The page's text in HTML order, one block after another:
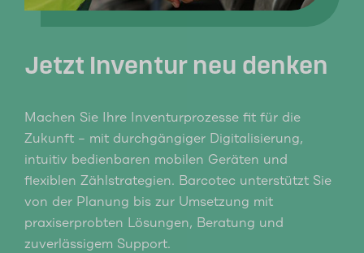
Jetzt Inventur neu denken
Machen Sie Ihre Inventurprozesse fit für die
Zukunft – mit durchgängiger Digitalisierung,
intuitiv bedienbaren mobilen Geräten und
flexiblen Zählstrategien. Barcotec unterstützt Sie
von der Planung bis zur Umsetzung mit
praxiserprobten Lösungen, Beratung und
zuverlässigem Support.